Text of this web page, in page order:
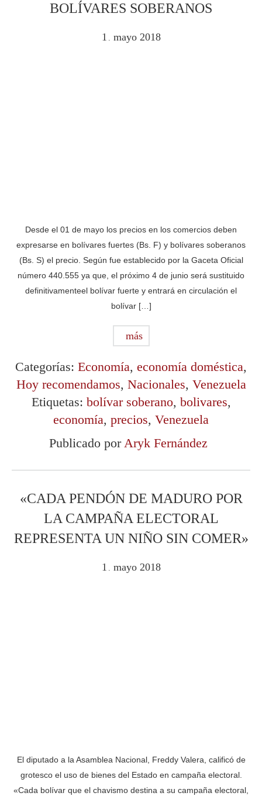
BOLÍVARES SOBERANOS
1 . mayo 2018
Desde el 01 de mayo los precios en los comercios deben
expresarse en bolívares fuertes (Bs. F) y bolívares soberanos
(Bs. S) el precio. Según fue establecido por la Gaceta Oficial
número 440.555 ya que, el próximo 4 de junio será sustituido
definitivamenteel bolívar fuerte y entrará en circulación el
bolívar […]
más
Categorías: Economía, economía doméstica,
Hoy recomendamos, Nacionales, Venezuela
Etiquetas: bolívar soberano, bolivares,
economía, precios, Venezuela
Publicado porAryk Fernández
«CADA PENDÓN DE MADURO POR
LA CAMPAÑA ELECTORAL
REPRESENTA UN NIÑO SIN COMER»
1 . mayo 2018
El diputado a la Asamblea Nacional, Freddy Valera, calificó de
grotesco el uso de bienes del Estado en campaña electoral.
«Cada bolívar que el chavismo destina a su campaña electoral,